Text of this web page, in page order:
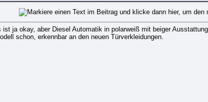
ist ja okay, aber Diesel Automatik in polarweiß mit beiger
schon, erkennbar an den neuen Türverkleidungen.